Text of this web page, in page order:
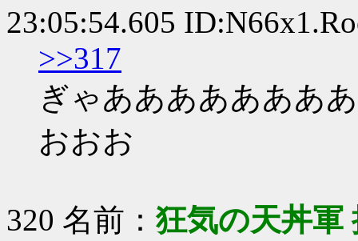
23:05:54.605
>>317
ぎゃあああああああ
おおお
320 名前：狂気の天丼軍